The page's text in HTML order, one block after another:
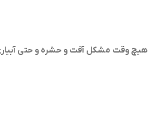
هیچ وقت مشکل آفت و حشره و حتی